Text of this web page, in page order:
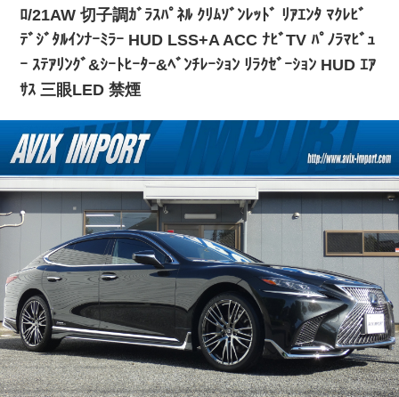
ﾛ/21AW 切子調ｶﾞﾗｽﾊﾟﾈﾙ ｸﾘﾑｿﾞﾝﾚｯﾄﾞ ﾘｱｴﾝﾀ ﾏｸﾚﾋﾞ
ﾃﾞｼﾞﾀﾙｲﾝﾅｰﾐﾗｰ HUD LSS+A ACC ﾅﾋﾞTV ﾊﾟﾉﾗﾏﾋﾞｭ
ｰ ｽﾃｱﾘﾝｸﾞ&ｼｰﾄﾋｰﾀｰ&ﾍﾞﾝﾁﾚｰｼｮﾝ ﾘﾗｸｾﾞｰｼｮﾝ HUD ｴｱ
ｻｽ 三眼LED 禁煙